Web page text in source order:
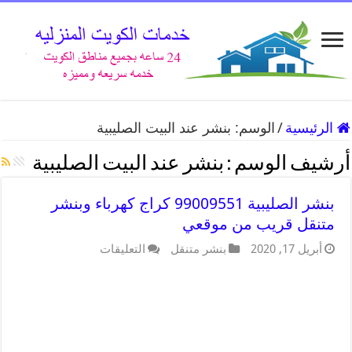
الرئيسية / الوسم: بنشر عند البيت الصليبية
أرشيف الوسم : بنشر عند البيت الصليبية
بنشر الصليبية 99009551 كراج كهرباء وبنشر
متنقل قريب من موقعي
أبريل 17, 2020 بنشر متنقل التعليقات